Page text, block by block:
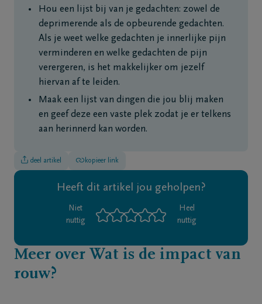
Hou een lijst bij van je gedachten: zowel de
deprimerende als de opbeurende gedachten.
Als je weet welke gedachten je innerlijke pijn
verminderen en welke gedachten de pijn
verergeren, is het makkelijker om jezelf
hiervan af te leiden.
Maak een lijst van dingen die jou blij maken
en geef deze een vaste plek zodat je er telkens
aan herinnerd kan worden.
deel artikel kopieer link
Heeft dit artikel jou geholpen?
Niet
nuttig
Heel
nuttig
Meer over Wat is de impact van
rouw?